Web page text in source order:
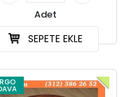
Adet
SEPETE EKLE